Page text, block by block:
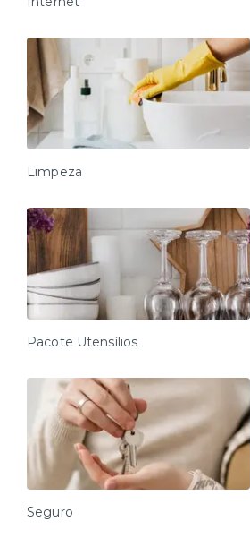
Limpeza
Pacote Utensílios
Seguro